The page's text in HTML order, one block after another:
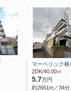
マーベリック横
2DK/40.00㎡
5.7万円
約2661m／34分